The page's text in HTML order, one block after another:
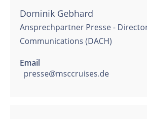
Dominik Gebhard
Ansprechpartner Presse -
Communications (DACH)
Email
presse@msccruises.de